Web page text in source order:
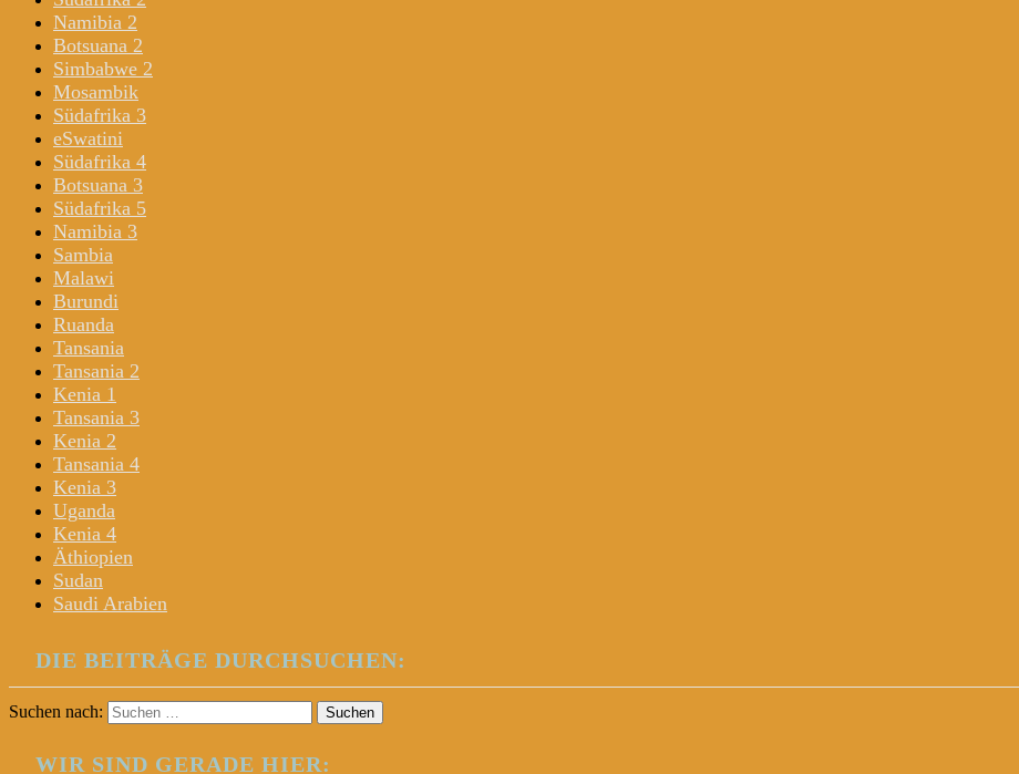
Namibia 2
Botsuana 2
Simbabwe 2
Mosambik
Südafrika 3
eSwatini
Südafrika 4
Botsuana 3
Südafrika 5
Namibia 3
Sambia
Malawi
Burundi
Ruanda
Tansania
Tansania 2
Kenia 1
Tansania 3
Kenia 2
Tansania 4
Kenia 3
Uganda
Kenia 4
Äthiopien
Sudan
Saudi Arabien
DIE BEITRÄGE DURCHSUCHEN:
Suchen nach:
WIR SIND GERADE HIER: